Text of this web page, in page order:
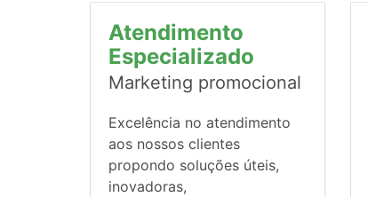
Atendimento
Especializado
Marketing promocional
Excelência no atendimento
aos nossos clientes
propondo soluções úteis,
inovadoras,